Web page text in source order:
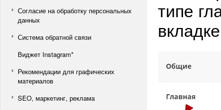
Согласие на обработку персональных
данных
Система обратной связи
Виджет Instagram*
Рекомендации для графических
материалов
SEO, маркетинг, реклама
типе